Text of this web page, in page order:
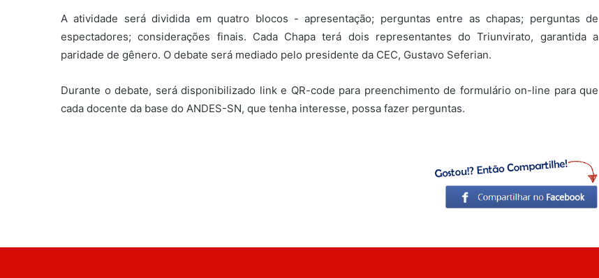
A atividade será dividida em quatro blocos - apresentação; perguntas entre as chapas; perguntas de
espectadores; considerações finais. Cada Chapa terá dois representantes do Triunvirato, garantida a
paridade de gênero. O debate será mediado pelo presidente da CEC, Gustavo Seferian.
Durante o debate, será disponibilizado link e QR-code para preenchimento de formulário on-line para que
cada docente da base do ANDES-SN, que tenha interesse, possa fazer perguntas.